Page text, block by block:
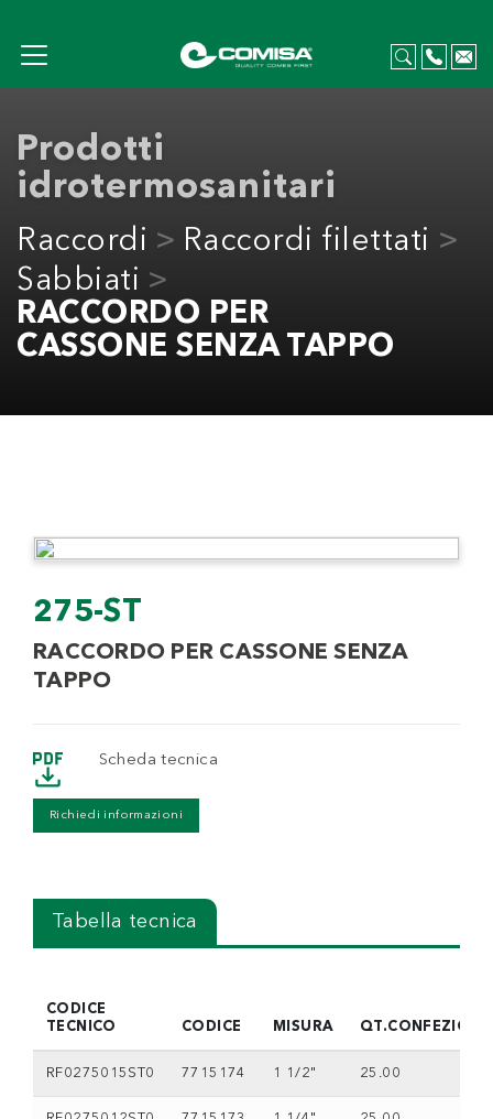
Prodotti
idrotermosanitari
Raccordi
Raccordi filettati
Sabbiati
RACCORDO PER
CASSONE SENZA TAPPO
275-ST
RACCORDO PER CASSONE SENZA
TAPPO
Scheda tecnica
Richiedi informazioni
Tabella tecnica
CODICE
TECNICO
CODICE MISURA QT.CONFEZIONE
RF0275015ST0 7715174 1 1/2" 25.00